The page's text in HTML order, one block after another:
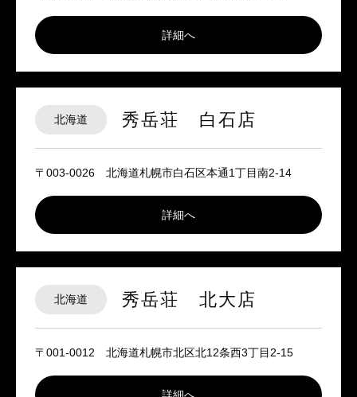
詳細へ
北海道 秀岳荘 白石店
〒003-0026 北海道札幌市白石区本通1丁目南2-14
詳細へ
北海道 秀岳荘 北大店
〒001-0012 北海道札幌市北区北12条西3丁目2-15